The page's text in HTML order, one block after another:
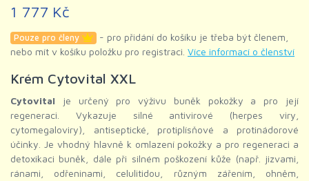
1 777 Kč
Pouze pro členy
- pro přidání do košíku je třeba být členem,
nebo mít v košíku položku pro registraci. Více informací o členství
Krém Cytovital XXL
Cytovital je určený pro výživu buněk pokožky a pro její
regeneraci. Vykazuje silné antivirové (herpes viry,
cytomegaloviry), antiseptické, protiplísňové a protinádorové
účinky. Je vhodný hlavně k omlazení pokožky a pro regeneraci a
detoxikaci buněk, dále při silném poškození kůže (např. jizvami,
ránami, odřeninami, celulitidou, různým zářením, ohněm,